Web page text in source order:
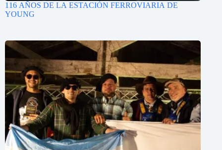
116 AÑOS DE LA ESTACIÓN FERROVIARIA DE
YOUNG